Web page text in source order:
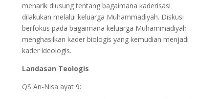
menarik diusung tentang bagaimana kaderisasi
dilakukan melalui keluarga Muhammadiyah. Diskusi
berfokus pada bagaimana keluarga Muhammadiyah
menghasilkan kader biologis yang kemudian menjadi
kader ideologis.
Landasan Teologis
QS An-Nisa ayat 9: